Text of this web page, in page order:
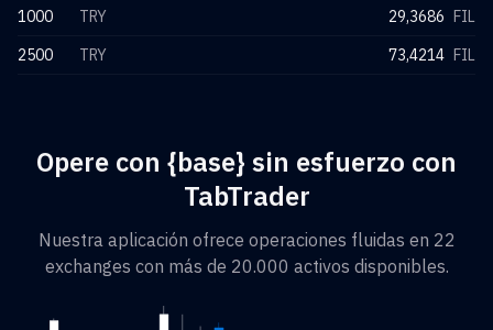
1000
TRY 29,3686 FIL
2500
TRY 73,4214 FIL
Opere con {base} sin esfuerzo con
TabTrader
Nuestra aplicación ofrece operaciones fluidas en 22
exchanges con más de 20.000 activos disponibles.